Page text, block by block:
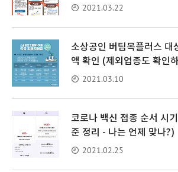
2021.03.22
소상공인 버팀목플러스 대
액 확인 (제외업종도 확인
2021.03.10
코로나 백신 접종 순서 시
준 정리 - 나는 언제 맞나?)
2021.02.25